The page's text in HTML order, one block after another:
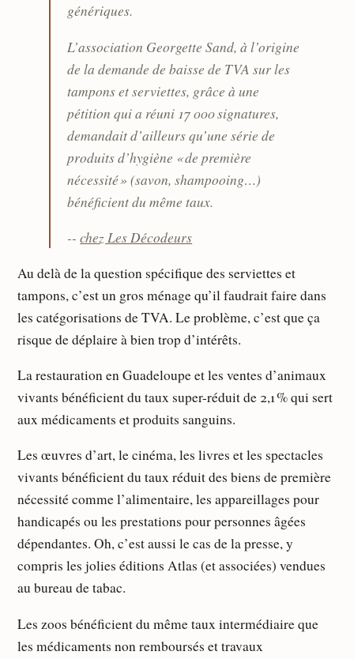
génériques.
L’association Georgette Sand, à l’origine
de la demande de baisse de TVA sur les
tampons et serviettes, grâce à une
pétition qui a réuni 17 000 signatures,
demandait d’ailleurs qu’une série de
produits d’hygiène « de première
nécessité » (savon, shampooing…)
bénéficient du même taux.
--chez Les Décodeurs
Au delà de la question spécifique des serviettes et
tampons, c’est un gros ménage qu’il faudrait faire dans
les catégorisations de TVA. Le problème, c’est que ça
risque de déplaire à bien trop d’intérêts.
La restauration en Guadeloupe et les ventes d’animaux
vivants bénéficient du taux super-réduit de 2,1 % qui sert
aux médicaments et produits sanguins.
Les œuvres d’art, le cinéma, les livres et les spectacles
vivants bénéficient du taux réduit des biens de première
nécessité comme l’alimentaire, les appareillages pour
handicapés ou les prestations pour personnes âgées
dépendantes. Oh, c’est aussi le cas de la presse, y
compris les jolies éditions Atlas (et associées) vendues
au bureau de tabac.
Les zoos bénéficient du même taux intermédiaire que
les médicaments non remboursés et travaux